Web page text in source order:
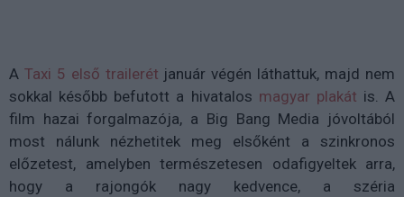
A Taxi 5 első trailerét január végén láthattuk, majd nem
sokkal később befutott a hivatalos magyar plakát is. A
film hazai forgalmazója, a Big Bang Media jóvoltából
most nálunk nézhetitek meg elsőként a szinkronos
előzetest, amelyben természetesen odafigyeltek arra,
hogy a rajongók nagy kedvence, a széria